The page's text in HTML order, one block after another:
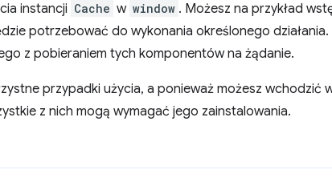
instancji Cache w window . Możesz na przykład
potrzebować do wykonania określonego
z pobieraniem tych komponentów na żądanie.
przypadki użycia, a ponieważ możesz wchodzić
z nich mogą wymagać jego zainstalowania.